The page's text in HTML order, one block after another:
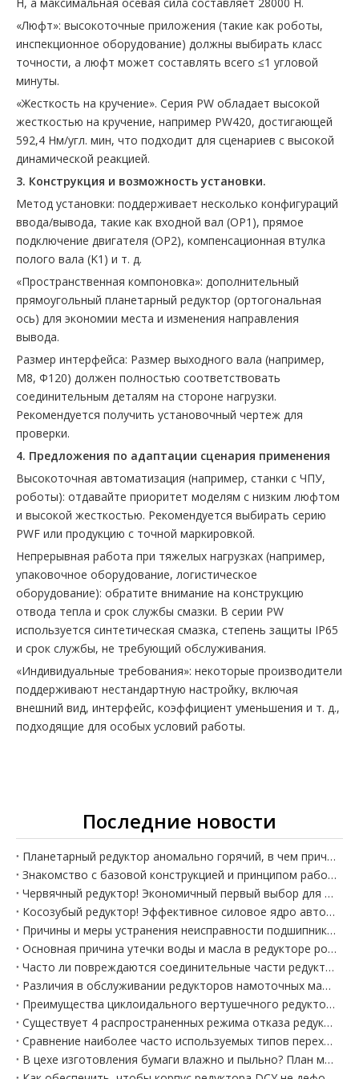
«Люфт»: высокоточные приложения (такие как роботы,
инспекционное оборудование) должны выбирать класс
точности, а люфт может составлять всего ‌≤1 угловой
минуты‌.
«Жесткость на кручение». Серия PW обладает высокой
жесткостью на кручение, например PW420, достигающей
‌592,4 Нм/угл. мин‌, что подходит для сценариев с высокой
динамической реакцией.
3. Конструкция и возможность установки.
‌Метод установки‌: поддерживает несколько конфигураций
ввода/вывода, такие как входной вал (OP1), прямое
подключение двигателя (OP2), компенсационная втулка
полого вала (K1) и т. д.
«Пространственная компоновка»: дополнительный
прямоугольный планетарный редуктор (ортогональная
ось) для экономии места и изменения направления
вывода.
‌Размер интерфейса‌: Размер выходного вала (например,
M8, Φ120) должен полностью соответствовать
соединительным деталям на стороне нагрузки.
Рекомендуется получить установочный чертеж для
проверки.
4. Предложения по адаптации сценария применения
‌Высокоточная автоматизация‌ (например, станки с ЧПУ,
роботы): отдавайте приоритет моделям с низким люфтом
и высокой жесткостью. Рекомендуется выбирать серию
PWF или продукцию с точной маркировкой.
‌Непрерывная работа при тяжелых нагрузках‌ (например,
упаковочное оборудование, логистическое
оборудование): обратите внимание на конструкцию
отвода тепла и срок службы смазки. В серии PW
используется синтетическая смазка, степень защиты IP65
и срок службы, не требующий обслуживания.
«Индивидуальные требования»: некоторые производители
поддерживают нестандартную настройку, включая
внешний вид, интерфейс, коэффициент уменьшения и т. д.,
подходящие для особых условий работы.
Последние новости
Планетарный редуктор аномально горячий, в чем причина?
Знакомство с базовой конструкцией и принципом работы червячного редуктора.
Червячный редуктор! Экономичный первый выбор для обычных намоточных машин.
Косозубый редуктор! Эффективное силовое ядро ​​автоматизированных линий по производству намотки
Причины и меры устранения неисправности подшипника редуктора роликового пресса
Основная причина утечки воды и масла в редукторе роликового пресса и тщательные меры по устранению
Часто ли повреждаются соединительные части редуктора намоточной машины? Не игнорируйте эти детали установки.
Различия в обслуживании редукторов намоточных машин: влияние температуры окружающей среды на оборудование
Преимущества циклоидального вертушечного редуктора, адаптированного к машинам волочения проволоки: высокая перегрузка, лучший выбор для чернового процесса волочения.
Существует 4 распространенных режима отказа редукторов машин волочения проволоки, и раннее прогнозирование позволяет избежать полной остановки линии.
Сравнение наиболее часто используемых типов переходников для перемоточных машин.
В цехе изготовления бумаги влажно и пыльно? План модернизации защиты редуктора перемоточного устройства